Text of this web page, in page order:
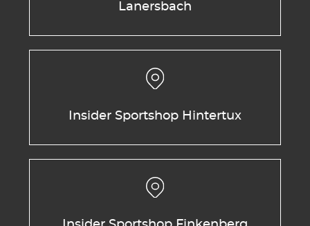
Lanersbach
Insider Sportshop Hintertux